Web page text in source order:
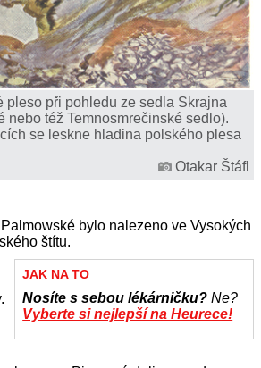
pleso při pohledu ze sedla Skrajna
nebo též Temnosmrečinské sedlo).
se leskne hladina polského plesa
Otakar Štáfl
bylo nalezeno ve Vysokých
štítu.
JAK NA TO
Nosíte s sebou lékárničku? Ne?
Vyberte si nejlepší na Heurece!